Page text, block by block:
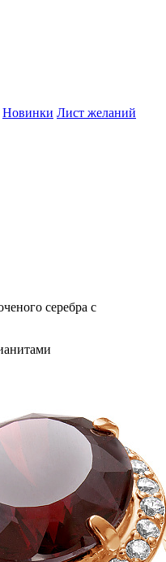
Новинки Лист желаний
серебра с